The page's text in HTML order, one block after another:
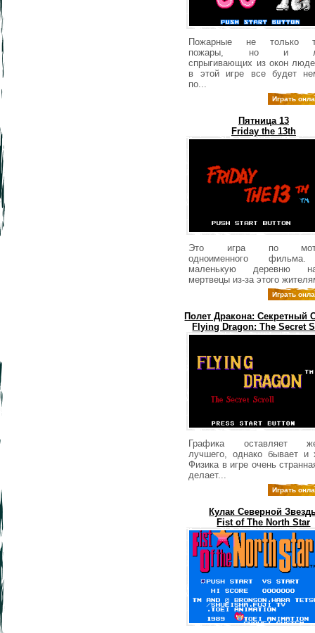
Пожарные не только
пожары, но и
спрыгивающих из окон
в этой игре все будет
по...
Играть
Пятница 13
Friday the 13th
Это игра по
одноименного
маленькую деревню
мертвецы из-за этого
Играть
Полет Дракона: Секретный
Flying Dragon: The Secret
Графика оставляет
лучшего, однако бывает и
Физика в игре очень
делает...
Играть
Кулак Северной
Fist of The North Star